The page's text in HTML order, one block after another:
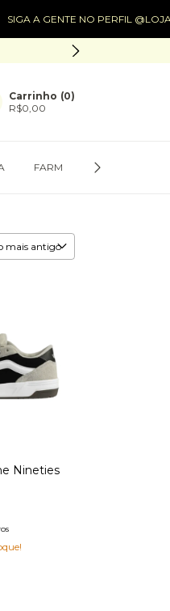
NO PERFIL
Carrinho (0)
R$0,00
FARM PRESENTES
Nineties